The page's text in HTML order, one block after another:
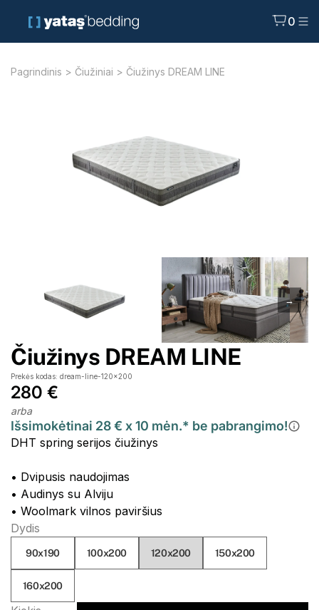
0
Pagrindinis > Čiužiniai > Čiužinys DREAM LINE
→
Čiužinys DREAM LINE
280 €
Prekės kodas: dream-line-120x200
arba
Išsimokėtinai 28 € x 10 mėn.* be pabrangimo!
DHT spring serijos čiužinys
• Dvipusis naudojimas
• Audinys su Alviju
• Woolmark vilnos paviršius
Dydis
90x190 100x200 120x200 150x200
160x200